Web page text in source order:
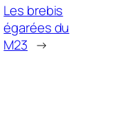
Les brebis
égarées du
M23 →